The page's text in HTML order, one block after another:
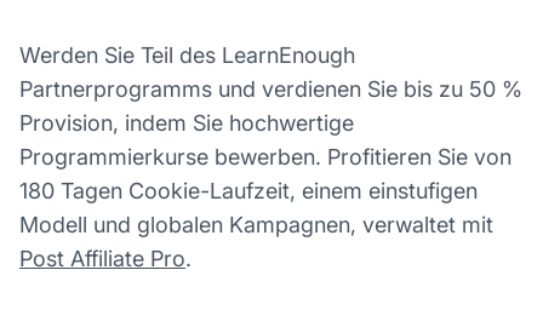
Werden Sie Teil des LearnEnough
Partnerprogramms und verdienen Sie bis zu 50 %
Provision, indem Sie hochwertige
Programmierkurse bewerben. Profitieren Sie von
180 Tagen Cookie-Laufzeit, einem einstufigen
Modell und globalen Kampagnen, verwaltet mit
Post Affiliate Pro.